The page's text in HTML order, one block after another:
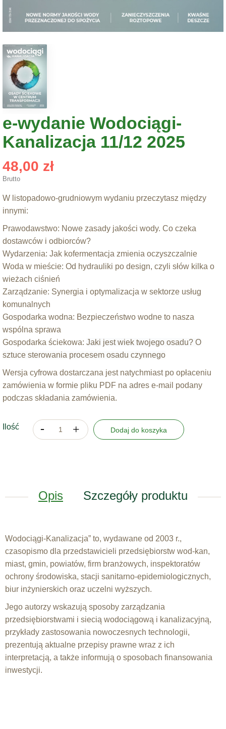
e-wydanie Wodociągi-
Kanalizacja 11/12 2025
48,00 zł
Brutto
W listopadowo-grudniowym wydaniu przeczytasz między
innymi:
Prawodawstwo: Nowe zasady jakości wody. Co czeka
dostawców i odbiorców?
Wydarzenia: Jak kofermentacja zmienia oczyszczalnie
Woda w mieście: Od hydrauliki po design, czyli słów kilka o
wieżach ciśnień
Zarządzanie: Synergia i optymalizacja w sektorze usług
komunalnych
Gospodarka wodna: Bezpieczeństwo wodne to nasza
wspólna sprawa
Gospodarka ściekowa: Jaki jest wiek twojego osadu? O
sztuce sterowania procesem osadu czynnego
Wersja cyfrowa dostarczana jest natychmiast po opłaceniu
zamówienia w formie pliku PDF na adres e-mail podany
podczas składania zamówienia.
Ilość Dodaj do koszyka
Opis Szczegóły produktu
Wodociągi-Kanalizacja” to, wydawane od 2003 r.,
czasopismo dla przedstawicieli przedsiębiorstw wod-kan,
miast, gmin, powiatów, firm branżowych, inspektoratów
ochrony środowiska, stacji sanitarno-epidemiologicznych,
biur inżynierskich oraz uczelni wyższych.
Jego autorzy wskazują sposoby zarządzania
przedsiębiorstwami i siecią wodociągową i kanalizacyjną,
przykłady zastosowania nowoczesnych technologii,
prezentują aktualne przepisy prawne wraz z ich
interpretacją, a także informują o sposobach finansowania
inwestycji.